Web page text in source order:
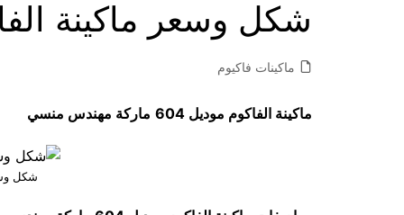
شكل وسعر ماكينة
ماكينات فاكيوم
ماكينة الفاكوم موديل 604 ماركة مهندس منسي
شكل